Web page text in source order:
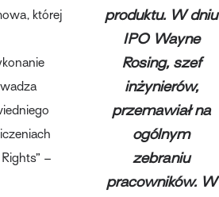
produktu. W dniu
IPO Wayne
Rosing, szef
inżynierów,
przemawiał na
ogólnym
zebraniu
pracowników. W
której
–